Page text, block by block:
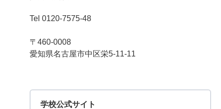
Tel 0120-7575-48
〒460-0008
愛知県名古屋市中区栄5-11-11
学校公式サイト